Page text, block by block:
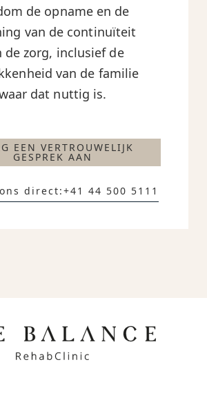
de opname en de
van de continuïteit
de zorg, inclusief de
van de familie
dat nuttig is.
EEN VERTROUWELIJK
GESPREK AAN
direct:+41 44 500 5111